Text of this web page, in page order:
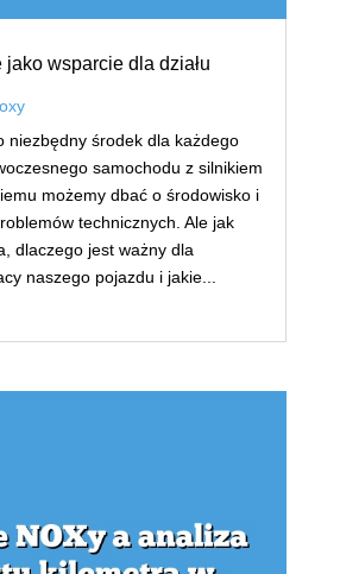
jako wsparcie dla działu
niezbędny środek dla każdego
samochodu z silnikiem
możemy dbać o środowisko i
technicznych. Ale jak
dlaczego jest ważny dla
naszego pojazdu i jakie...